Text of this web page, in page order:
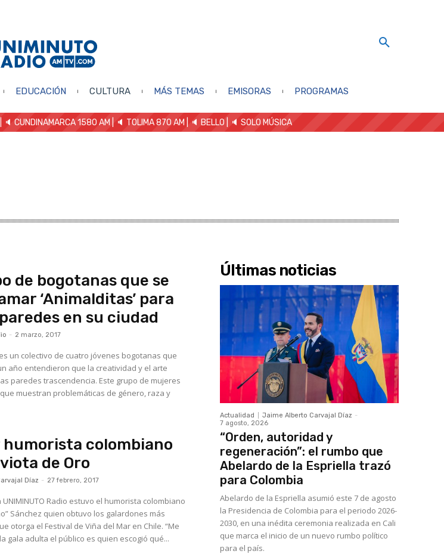
EDUCACIÓN CULTURA MÁS TEMAS EMISORAS PROGRAMAS
| 🔈 CUNDINAMARCA 1580 AM | 🔈 TOLIMA 870 AM | 🔈 BELLO 🔈 SOLO MÚSICA
de bogotanas que se
‘Animalditas’ para
en su ciudad
- 2 marzo, 2017
un colectivo de cuatro jóvenes bogotanas que
año entendieron que la creatividad y el arte
paredes trascendencia. Este grupo de mujeres
muestran problemáticas de género, raza y
humorista colombiano
de Oro
Díaz - 27 febrero, 2017
UNIMINUTO Radio estuvo el humorista colombiano
Sánchez quien obtuvo los galardones más
otorga el Festival de Viña del Mar en Chile. “Me
gala adulta el público es quien escogió qué...
Últimas noticias
Actualidad Jaime Alberto Carvajal Díaz -
7 agosto, 2026
“Orden, autoridad y
regeneración”: el rumbo que
Abelardo de la Espriella trazó
para Colombia
Abelardo de la Espriella asumió este 7 de agosto
la Presidencia de Colombia para el periodo 2026-
2030, en una inédita ceremonia realizada en Cali
que marca el inicio de un nuevo rumbo político
para el país.